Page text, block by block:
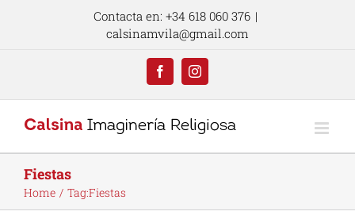
Contacta en: +34 618 060 376 |
calsinamvila@gmail.com
FacebookInstagram
Fiestas
Home Tag:Fiestas